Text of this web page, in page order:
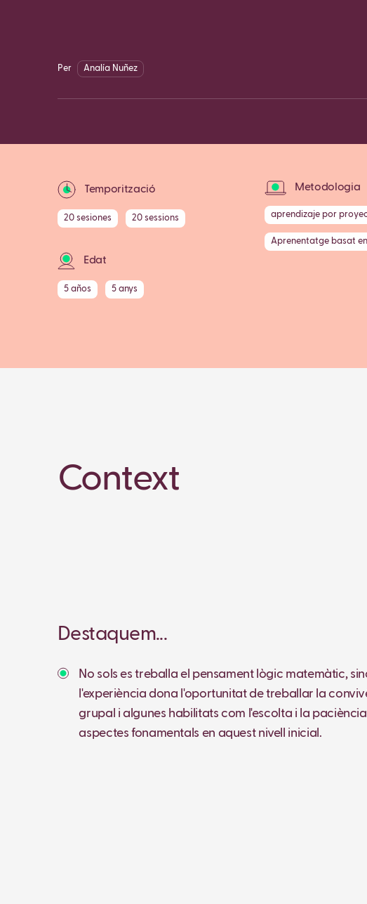
Per Analía Nuñez
Temporització
20 sesiones 20 sessions
Edat
5 años 5 anys
Metodologia
aprendizaje por
Aprenentatge basat
Context
Destaquem...
No sols es treballa el pensament lògic matemàtic,
l'experiència dona l'oportunitat de treballar la
grupal i algunes habilitats com l'escolta i la
aspectes fonamentals en aquest nivell inicial.